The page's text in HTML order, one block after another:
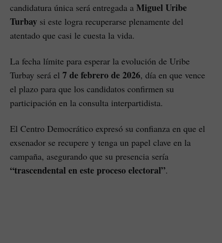
candidatura única será entregada a Miguel Uribe
Turbay si este logra recuperarse plenamente del
atentado que casi le cuesta la vida.
La fecha límite para esperar la evolución de Uribe
Turbay será el 7 de febrero de 2026, día en que vence
el plazo para que los candidatos confirmen su
participación en la consulta interpartidista.
El Centro Democrático expresó su confianza en que el
exsenador se recupere y tenga un papel clave en la
campaña, asegurando que su presencia sería
“trascendental en este proceso electoral”.